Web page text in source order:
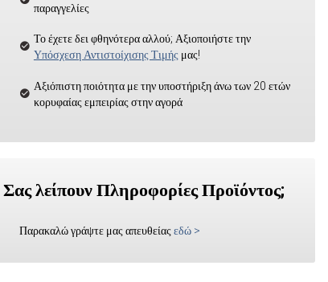
παραγγελίες
Το έχετε δει φθηνότερα αλλού; Αξιοποιήστε την
Υπόσχεση Αντιστοίχισης Τιμής μας!
Αξιόπιστη ποιότητα με την υποστήριξη άνω των 20 ετών
κορυφαίας εμπειρίας στην αγορά
Σας λείπουν Πληροφορίες Προϊόντος;
Παρακαλώ γράψτε μας απευθείας εδώ >